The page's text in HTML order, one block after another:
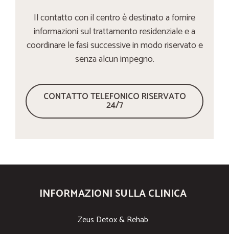
Il contatto con il centro è destinato a fornire
informazioni sul trattamento residenziale e a
coordinare le fasi successive in modo riservato e
senza alcun impegno.
CONTATTO TELEFONICO RISERVATO
24/7
INFORMAZIONI SULLA CLINICA
Zeus Detox & Rehab